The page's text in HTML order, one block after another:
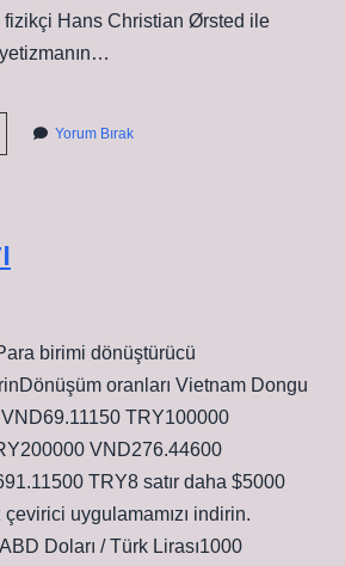
fizikçi Hans Christian Ørsted ile
Yorum Bırak
birimi dönüştürücü
oranları Vietnam Dongu
TRY100000
VND276.44600
TRY8 satır daha $5000
uygulamamızı indirin.
Doları / Türk Lirası1000